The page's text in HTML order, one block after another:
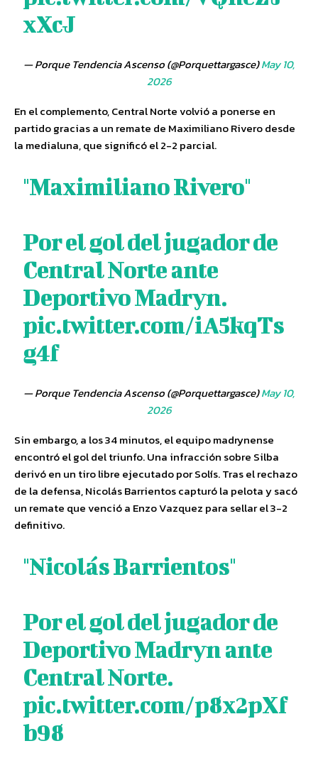
xXcJ
— Porque Tendencia Ascenso (@Porquettargasce)May 10,
2026
En el complemento, Central Norte volvió a ponerse en
partido gracias a un remate de Maximiliano Rivero desde
la medialuna, que significó el 2-2 parcial.
"Maximiliano Rivero"
Por el gol del jugador de
Central Norte ante
Deportivo Madryn.
pic.twitter.com/iA5kqTs
g4f
— Porque Tendencia Ascenso (@Porquettargasce)May 10,
2026
Sin embargo, a los 34 minutos, el equipo madrynense
encontró el gol del triunfo. Una infracción sobre Silba
derivó en un tiro libre ejecutado por Solís. Tras el rechazo
de la defensa, Nicolás Barrientos capturó la pelota y sacó
un remate que venció a Enzo Vazquez para sellar el 3-2
definitivo.
"Nicolás Barrientos"
Por el gol del jugador de
Deportivo Madryn ante
Central Norte.
pic.twitter.com/p8x2pXf
b98